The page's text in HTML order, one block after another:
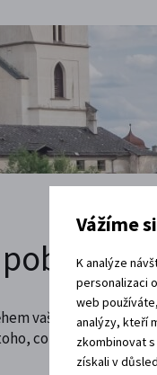
vaší návštěvy děje.
co máte rádi.
Vážíme
K analýze
personalizaci
web
analýzy, kteří
zkombinovat
získali v